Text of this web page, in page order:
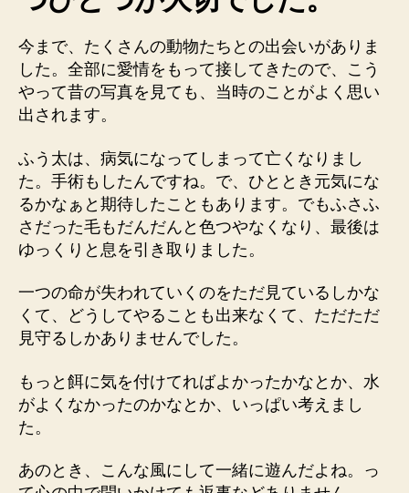
今まで、たくさんの動物たちとの出会いがありま
した。全部に愛情をもって接してきたので、こう
やって昔の写真を見ても、当時のことがよく思い
出されます。
ふう太は、病気になってしまって亡くなりまし
た。手術もしたんですね。で、ひととき元気にな
るかなぁと期待したこともあります。でもふさふ
さだった毛もだんだんと色つやなくなり、最後は
ゆっくりと息を引き取りました。
一つの命が失われていくのをただ見ているしかな
くて、どうしてやることも出来なくて、ただただ
見守るしかありませんでした。
もっと餌に気を付けてればよかったかなとか、水
がよくなかったのかなとか、いっぱい考えまし
た。
あのとき、こんな風にして一緒に遊んだよね。っ